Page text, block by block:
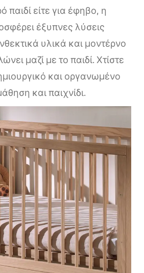
παιδί είτε για έφηβο, η
έξυπνες λύσεις
υλικά και μοντέρνο
μαζί με το παιδί. Χτίστε
και οργανωμένο
και παιχνίδι.